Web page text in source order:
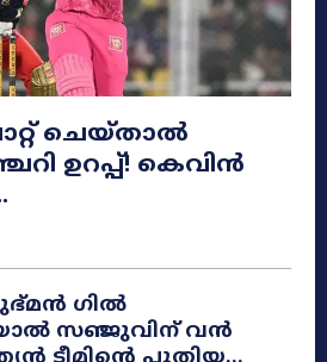
ചെയ്താൽ
ഉറപ്പ്! കെവിൻ
ഗിൽ
സഞ്ജുവിന് വൻ